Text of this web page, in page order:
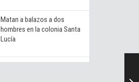
Matan a balazos a dos
hombres en la colonia Santa
Lucía